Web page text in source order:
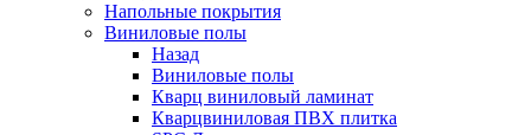
Напольные покрытия
Виниловые полы
Назад
Виниловые полы
Кварц виниловый ламинат
Кварцвиниловая ПВХ плитка